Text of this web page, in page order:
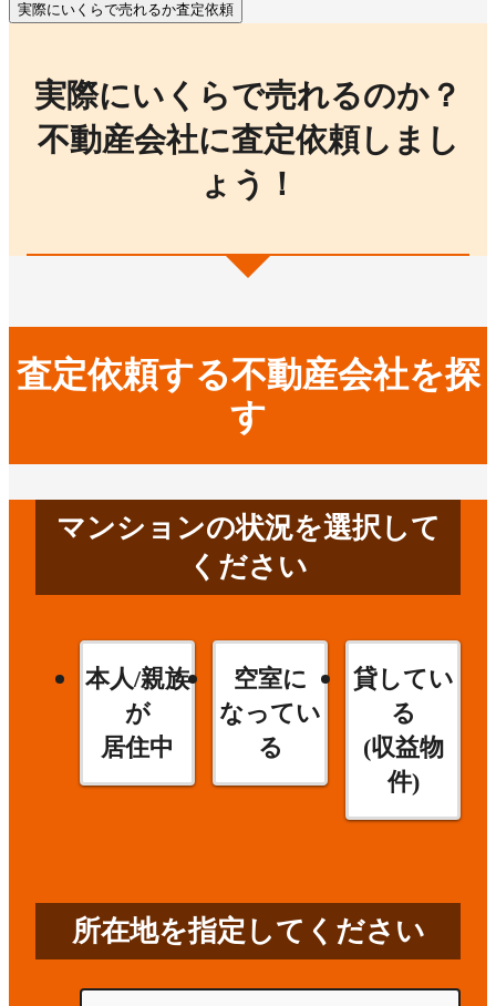
実際にいくらで売れるか査定依頼
実際にいくらで売れるのか？
不動産会社に査定依頼しまし
ょう！
査定依頼する不動産会社を探
す
マンションの状況を選択して
ください
本人/親族
が
居住中
空室に
なってい
る
貸してい
る
(収益物
件)
所在地を指定してください